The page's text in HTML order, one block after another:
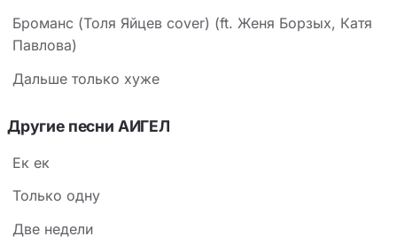
Броманс (Толя Яйцев cover) (ft. Женя Борзых, Катя
Павлова)
Дальше только хуже
Другие песни АИГЕЛ
Ек ек
Только одну
Две недели